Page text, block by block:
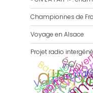
Championnes de
Voyage en Alsace
Projet radio
Viaje
AMAC
Barcelona
Secondes
portes